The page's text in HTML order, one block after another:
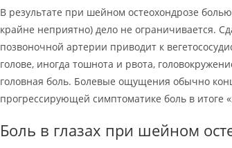
В результате при шейном остеохондрозе
крайне неприятно) дело не ограничивается.
позвоночной артерии приводит к
голове, иногда тошнота и рвота,
головная боль. Болевые ощущения обычно
прогрессирующей симптоматике боль в итоге
Боль в глазах при шейном